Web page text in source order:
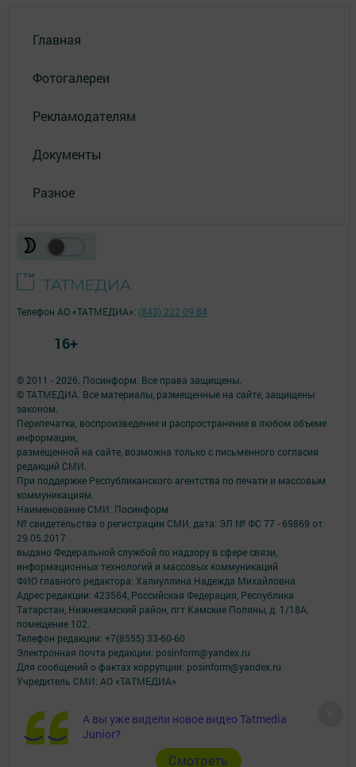
Главная
Фотогалереи
Рекламодателям
Документы
Разное
А вы уже видели новое видео Tatmedia
Junior?
Cмотреть
© 2011 - 2026. Посинформ. Все права защищены.
© ТАТМЕДИА. Все материалы, размещенные на сайте, защищены
законом.
Перепечатка, воспроизведение и распространение в любом объеме
информации,
размещенной на сайте, возможна только с письменного согласия
редакций СМИ.
При поддержке Республиканского агентства по печати и массовым
коммуникациям.
Наименование СМИ: Посинформ
№ свидетельства о регистрации СМИ, дата: ЭЛ № ФС 77 - 69869 от
29.05.2017
выдано Федеральной службой по надзору в сфере связи,
информационных технологий и массовых коммуникаций
ФИО главного редактора: Халиуллина Надежда Михайловна
Адрес редакции: 423564, Российская Федерация, Республика
Татарстан, Нижнекамский район, пгт Камские Поляны, д. 1/18А,
помещение 102.
Телефон редакции: +7(8555) 33-60-60
Электронная почта редакции: posinform@yandex.ru
Для сообщений о фактах коррупции: posinform@yandex.ru
Учредитель СМИ: АО «ТАТМЕДИА»
Антикоррупционная политика
АО «ТАТМЕДИА» использует «cookie»для персонализации сервисов и
удобства пользователей сайтом.
Использование «cookie» можно отменить в настройках браузера.
Телефон АО «ТАТМЕДИА»: (843) 222 09 84
16+